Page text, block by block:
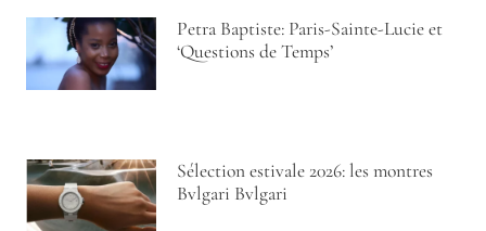
Petra Baptiste: Paris-Sainte-Lucie et
‘Questions de Temps’
Sélection estivale 2026: les montres
Bvlgari Bvlgari